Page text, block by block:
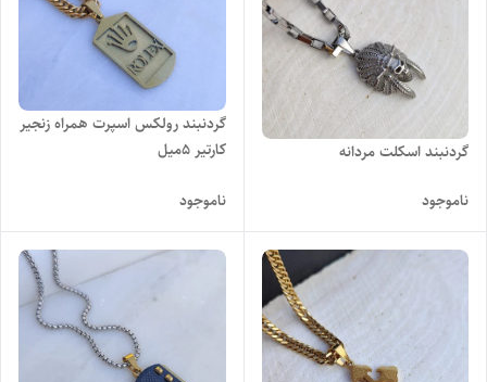
گردنبند اسکلت مردانه
ناموجود
گردنبند رولکس اسپرت همراه زنجیر
کارتیر ۵میل
ناموجود